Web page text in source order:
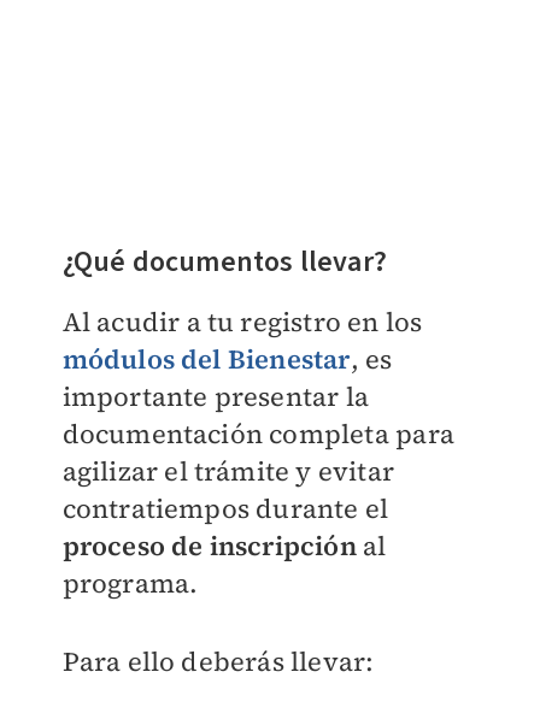
¿Qué documentos llevar?
Al acudir a tu registro en los
módulos del Bienestar, es
importante presentar la
documentación completa para
agilizar el trámite y evitar
contratiempos durante el
proceso de inscripciónal
programa.
Para ello deberás llevar: